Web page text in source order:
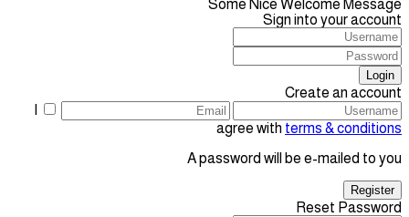
Some Nice Welcome Message
Sign into your account
Login
Create an account
agree with terms & conditions
A password will be e-mailed to you
Register
Reset Password